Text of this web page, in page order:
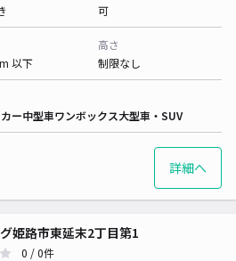
可
以下
高さ
制限なし
ー中型車ワンボックス大型車・SUV
詳細へ
姫路市東延末2丁目第1
0 / 0件